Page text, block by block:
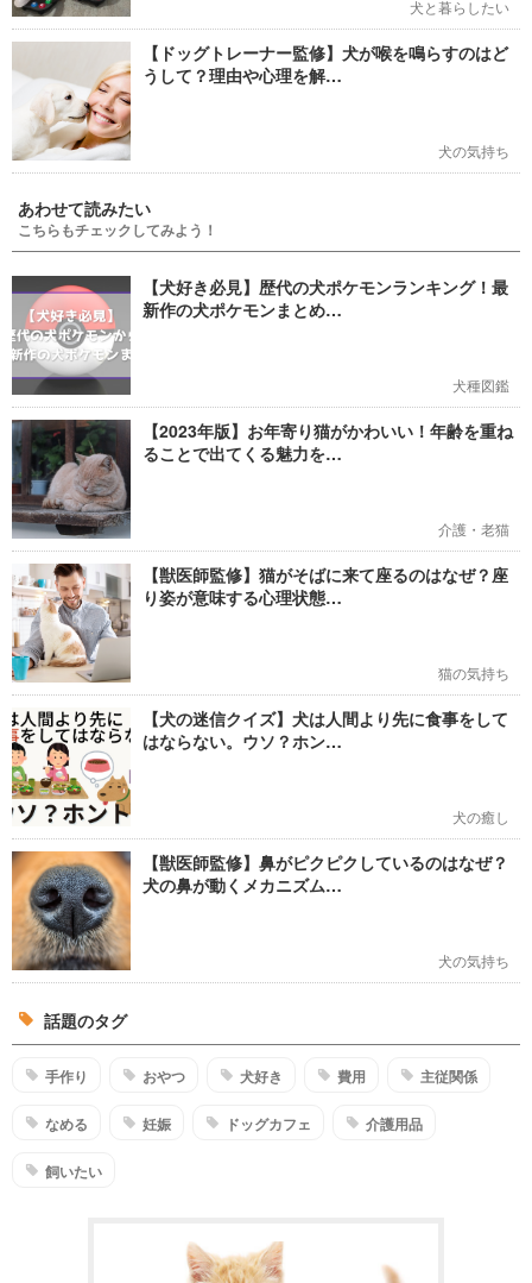
犬と暮らしたい
【ドッグトレーナー監修】犬が喉を鳴らすのはど
うして？理由や心理を解…
犬の気持ち
あわせて読みたい
こちらもチェックしてみよう！
【犬好き必見】歴代の犬ポケモンランキング！最
新作の犬ポケモンまとめ…
犬種図鑑
【2023年版】お年寄り猫がかわいい！年齢を重ね
ることで出てくる魅力を…
介護・老猫
【獣医師監修】猫がそばに来て座るのはなぜ？座
り姿が意味する心理状態…
猫の気持ち
【犬の迷信クイズ】犬は人間より先に食事をして
はならない。ウソ？ホン…
犬の癒し
【獣医師監修】鼻がピクピクしているのはなぜ？
犬の鼻が動くメカニズム…
犬の気持ち
話題のタグ
手作り おやつ 犬好き 費用 主従関係
なめる 妊娠 ドッグカフェ 介護用品
飼いたい